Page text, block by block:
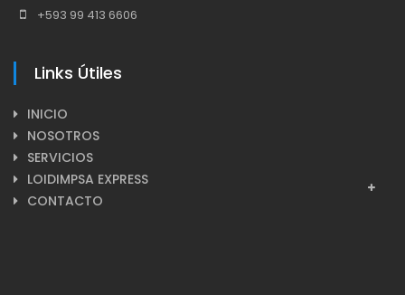
+593 99 413 6606
Links Útiles
INICIO
NOSOTROS
SERVICIOS
LOIDIMPSA EXPRESS
CONTACTO